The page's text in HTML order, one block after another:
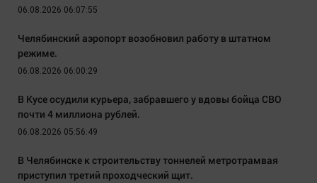
06.08.2026 06:07:55
Челябинский аэропорт возобновил работу в штатном
режиме.
06.08.2026 06:00:29
В Кусе осудили курьера, забравшего у вдовы бойца СВО
почти 4 миллиона рублей.
06.08.2026 05:56:49
В Челябинске к строительству тоннелей метротрамвая
приступил третий проходческий щит.